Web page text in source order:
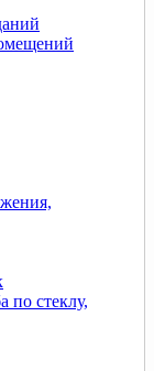
по стеклу,